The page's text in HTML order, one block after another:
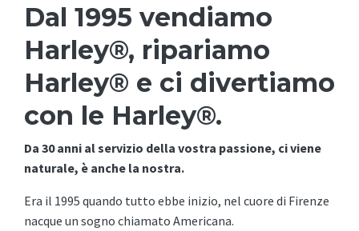
Dal 1995 vendiamo
Harley®, ripariamo
Harley® e ci divertiamo
con le Harley®.
Da 30 anni al servizio della vostra passione, ci viene
naturale, è anche la nostra.
Era il 1995 quando tutto ebbe inizio, nel cuore di Firenze
nacque un sogno chiamato Americana.